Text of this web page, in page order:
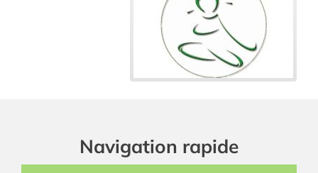
Navigation rapide